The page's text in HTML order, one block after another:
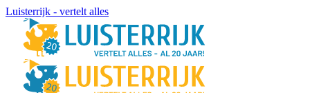
Luisterrijk - vertelt alles